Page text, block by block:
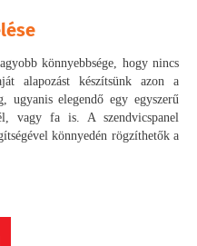
könnyebbsége, hogy nincs
alapozást készítsünk azon a
elegendő egy egyszerű
vagy fa is. A szendvicspanel
könnyedén rögzíthetők a